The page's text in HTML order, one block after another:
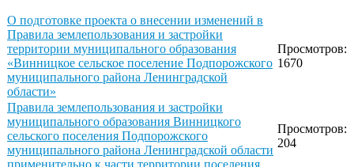
О подготовке проекта о внесении изменений в
Правила землепользования и застройки
территории муниципального образования
«Винницкое сельское поселение Подпорожского
муниципального района Ленинградской
области»
Просмотров:
1670
Правила землепользования и застройки
муниципального образования Винницкого
сельского поселения Подпорожского
муниципального района Ленинградской области
применительно к части территории поселения
Просмотров:
204